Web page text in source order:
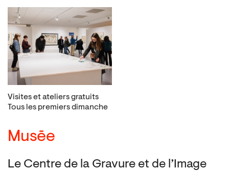
Visites et ateliers gratuits
Tous les premiers dimanche
Musēe
Le Centre de la Gravure et de l’Image